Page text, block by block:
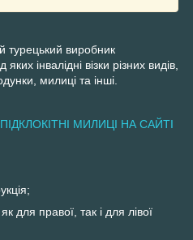
турецький виробник
інвалідні візки різних видів,
милиці та інші.
МИЛИЦІ НА САЙТІ
для правої, так і для лівої